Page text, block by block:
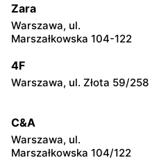
Odido
Pruszków, ul. Sadowa 2
Odido
Pruszków, ul. Ewy 14a
Pruszków, ul.
Emancypantek 4
Zara
Warszawa, ul.
Marszałkowska 104-122
4F
Warszawa, ul. Złota 59/258
C&A
Warszawa, ul.
Marszałkowska 104/122